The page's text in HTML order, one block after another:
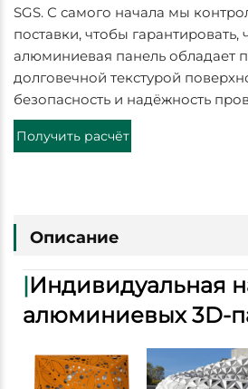
SGS. С самого начала мы
поставки, чтобы гарантировать,
алюминиевая панель обладает
долговечной текстурой
безопасность и надёжность
Получить расчёт
Описание
|Индивидуальная
алюминиевых 3D-